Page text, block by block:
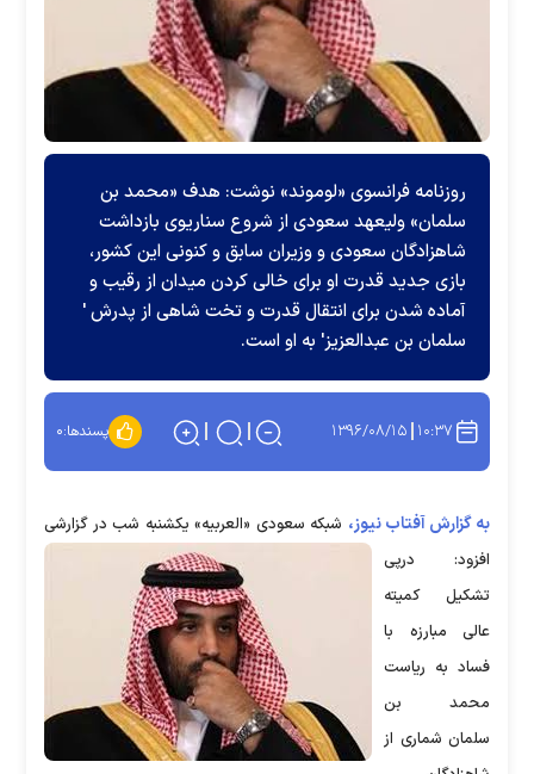
روزنامه فرانسوی «لوموند» نوشت: هدف «محمد بن
سلمان» ولیعهد سعودی از شروع سناریوی بازداشت
شاهزادگان سعودی و وزیران سابق و کنونی این کشور،
بازی جدید قدرت او برای خالی کردن میدان از رقیب و
آماده شدن برای انتقال قدرت و تخت شاهی از پدرش '
سلمان بن عبدالعزیز' به او است.
۱۰:۳۷ ۱۳۹۶/۰۸/۱۵ پسندها:۰
به گزارش آفتاب نیوز، شبکه سعودی «العربیه» یکشنبه شب در گزارشی
افزود: درپی
تشکیل کمیته
عالی مبارزه با
فساد به ریاست
محمد بن
سلمان شماری از